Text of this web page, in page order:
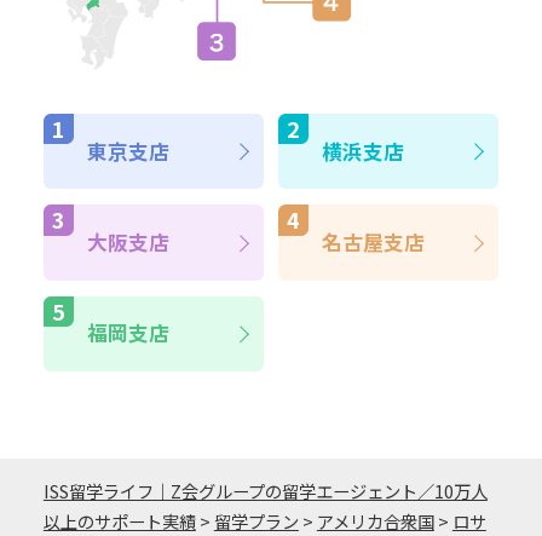
東京支店 横浜支店
大阪支店 名古屋支店
福岡支店
ISS留学ライフ｜Z会グループの留学エージェント／10万人
以上のサポート実績> 留学プラン > アメリカ合衆国> ロサ